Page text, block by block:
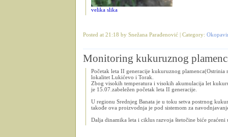
velika slika
Posted at 21:18 by Snežana Parađenović | Category:
Monitoring kukuruznog
Početak leta II generacije kukuruznog
lokalitet Lukićevo i Torak.
Zbog visokih temperatura i visokih akumulacija let
je 15.07.zabeležen početak leta II generacije.
U regionu Srednjeg Banata je u toku setva postrnog
takođe ova proizvodnja je pod sistemom za
Dalja dinamika leta i ciklus razvoja štetočine biće